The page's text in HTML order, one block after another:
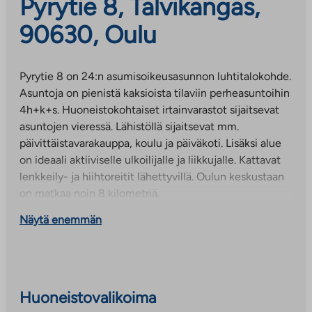
Pyrytie 8, Talvikangas,
90630, Oulu
Pyrytie 8 on 24:n asumisoikeusasunnon luhtitalokohde.
Asuntoja on pienistä kaksioista tilaviin perheasuntoihin
4h+k+s. Huoneistokohtaiset irtainvarastot sijaitsevat
asuntojen vieressä. Lähistöllä sijaitsevat mm.
päivittäistavarakauppa, koulu ja päiväkoti. Lisäksi alue
on ideaali aktiiviselle ulkoilijalle ja liikkujalle. Kattavat
lenkkeily- ja hiihtoreitit lähettyvillä. Oulun keskustaan
on matkaa noin 8 kilometriä.
Näytä enemmän
Huoneistovalikoima